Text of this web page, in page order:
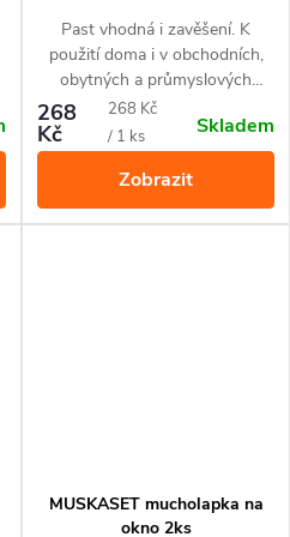
Past vhodná i zavěšení. K
použití doma i v obchodních,
obytných a průmyslových
objektech, jako jsou pekárny,
restaurace. Návnada není
součástí pasti.
268
Kč
Měrná
cena:
268 Kč
/ 1 ks
Skladem
Zobrazit
MUSKASET mucholapka na
okno 2ks